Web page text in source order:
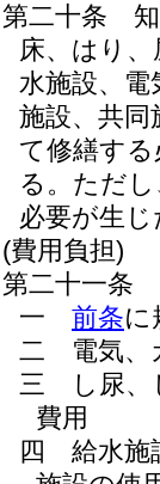
第二十条
床、はり
水施設、電
施設、共同
て修繕す
る。 ただ
必要が生
(費用負担)
第二十一条
一
前条に
二
電気、
三
し尿
費用
四
給水施